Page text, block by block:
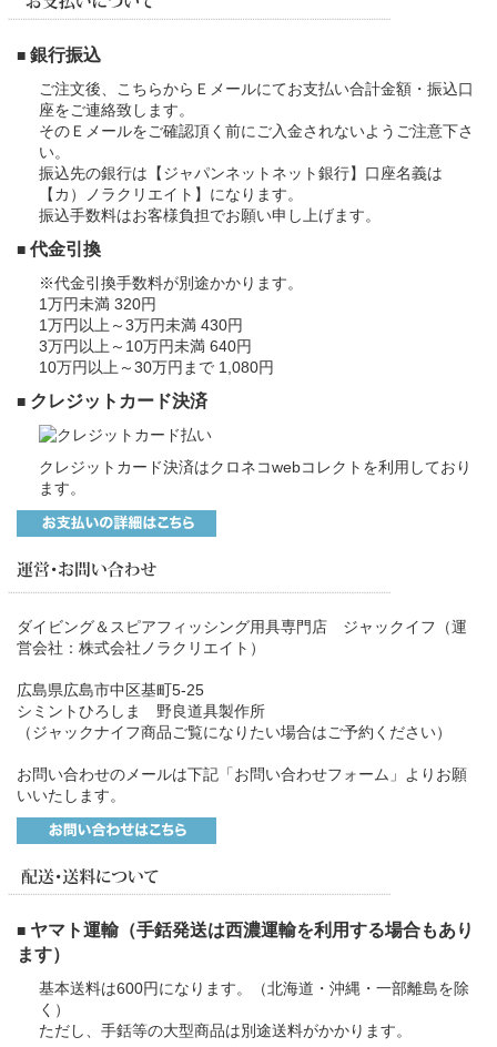
■ 銀行振込
ご注文後、こちらからＥメールにてお支払い合計金額・振込口
座をご連絡致します。
そのＥメールをご確認頂く前にご入金されないようご注意下さ
い。
振込先の銀行は【ジャパンネットネット銀行】口座名義は
【カ）ノラクリエイト】になります。
振込手数料はお客様負担でお願い申し上げます。
■ 代金引換
※代金引換手数料が別途かかります。
1万円未満 320円
1万円以上～3万円未満 430円
3万円以上～10万円未満 640円
10万円以上～30万円まで 1,080円
■ クレジットカード決済
クレジットカード決済はクロネコwebコレクトを利用しており
ます。
ダイビング＆スピアフィッシング用具専門店 ジャックイフ（運
営会社：株式会社ノラクリエイト）
広島県広島市中区基町5-25
シミントひろしま 野良道具製作所
（ジャックナイフ商品ご覧になりたい場合はご予約ください）
お問い合わせのメールは下記「お問い合わせフォーム」よりお願
いいたします。
■ ヤマト運輸（手銛発送は西濃運輸を利用する場合もあり
ます）
基本送料は600円になります。（北海道・沖縄・一部離島を除
く）
ただし、手銛等の大型商品は別途送料がかかります。